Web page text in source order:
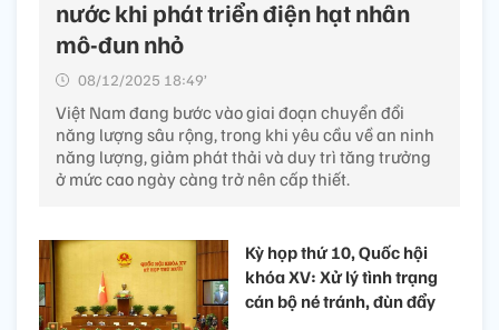
nước khi phát triển điện hạt nhân
mô-đun nhỏ
08/12/2025 18:49’
Việt Nam đang bước vào giai đoạn chuyển đổi
năng lượng sâu rộng, trong khi yêu cầu về an ninh
năng lượng, giảm phát thải và duy trì tăng trưởng
ở mức cao ngày càng trở nên cấp thiết.
Kỳ họp thứ 10, Quốc hội
khóa XV: Xử lý tình trạng
cán bộ né tránh, đùn đẩy